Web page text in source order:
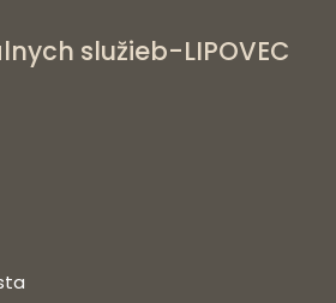
služieb-LIPOVEC